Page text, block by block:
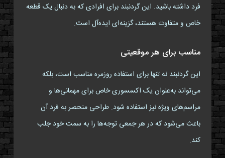
فرد داشته باشید. این گردنبند برای افرادی که به دنبال یک قطعه
خاص و متفاوت هستند، گزینه‌ای ایده‌آل است.
مناسب برای هر موقعیتی
این گردنبند نه تنها برای استفاده روزمره مناسب است، بلکه
می‌تواند به‌عنوان یک اکسسوری خاص برای مهمانی‌ها و
مراسم‌های ویژه نیز استفاده شود. طراحی منحصر به فرد آن
باعث می‌شود که در هر جمعی توجه‌ها را به سمت خود جلب
کند.